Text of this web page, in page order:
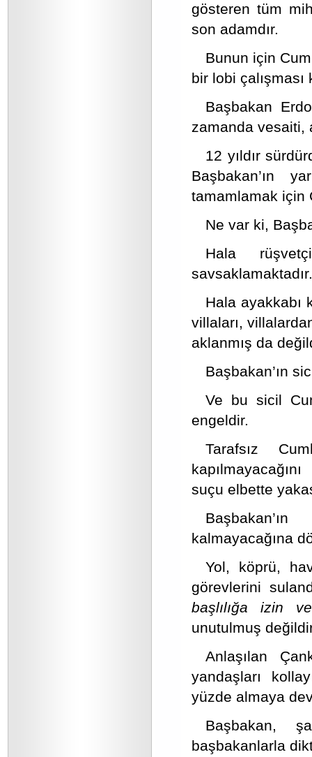
gösteren tüm
son adamdır.
Bunun için
bir lobi
Başbakan
zamanda vesaiti,
12 yıldır
Başbakan’ın
tamamlamak için
Ne var ki,
Hala
savsaklamaktadır.
Hala ayakkabı
villaları,
aklanmış da
Başbakan’ın
Ve bu sicil
engeldir.
Tarafsız
suçu elbette
kalmayacağına
Yol, köprü,
görevlerini
başlılığa izin
unutulmuş
Anlaşılan
yandaşları
yüzde almaya
Başbakan,
başbakanlarla